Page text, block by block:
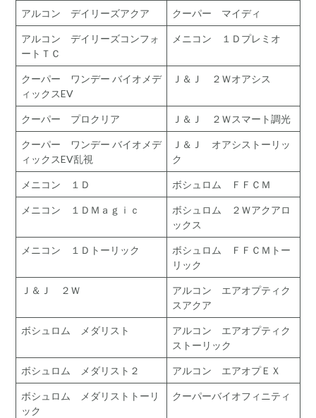
アルコン デイリーズアクア クーパー マイディ
アルコン デイリーズコンフォ
ートＴＣ
メニコン １Ｄプレミオ
クーパー ワンデー バイオメデ
ィックスEV
Ｊ＆Ｊ ２Ｗオアシス
クーパー プロクリア Ｊ＆Ｊ ２Ｗスマート調光
クーパー ワンデー バイオメデ
ィックスEV乱視
Ｊ＆Ｊ オアシストーリッ
ク
メニコン １Ｄ ボシュロム ＦＦＣＭ
メニコン １ＤＭａｇｉｃ
ボシュロム ２Ｗアクアロ
ックス
メニコン １Ｄトーリック
ボシュロム ＦＦＣＭトー
リック
Ｊ＆Ｊ ２Ｗ
アルコン エアオプティク
スアクア
ボシュロム メダリスト
アルコン エアオプティク
ストーリック
ボシュロム メダリスト２ アルコン エアオプＥＸ
ボシュロム メダリストトーリ
ック
クーパーバイオフィニティ